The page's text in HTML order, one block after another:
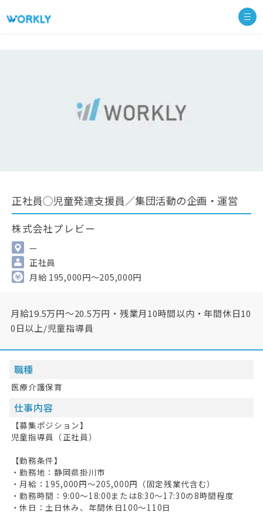
正社員◯児童発達支援員／集団活動の企画・運営
株式会社プレビー
—
正社員
月給 195,000円～205,000円
月給19.5万円〜20.5万円・残業月10時間以内・年間休日10
0日以上/児童指導員
職種
医療介護保育
仕事内容
【募集ポジション】
児童指導員（正社員）
【勤務条件】
・勤務地：静岡県掛川市
・月給：195,000円〜205,000円（固定残業代含む）
・勤務時間：9:00〜18:00または8:30〜17:30の8時間程度
・休日：土日休み、年間休日100〜110日